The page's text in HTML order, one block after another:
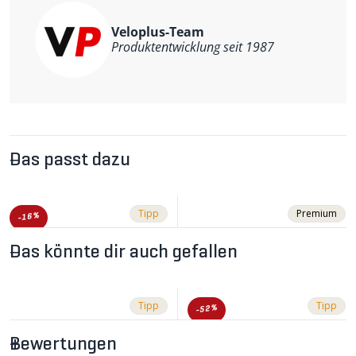
Optimale Kraftübertragung
BOA L6 Drehverschluss
Spritzwasserschutz
Veloplus-Team
Produktentwicklung seit 1987
Das passt dazu
-16% Tipp Premium
Das könnte dir auch gefallen
Tipp -52% Tipp
Bewertungen